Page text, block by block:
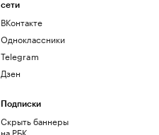
сети
ВКонтакте
Одноклассники
Telegram
Дзен
Подписки
Скрыть баннеры
на РБК